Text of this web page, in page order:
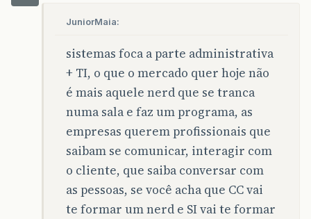
JuniorMaia:
sistemas foca a parte administrativa
+ TI, o que o mercado quer hoje não
é mais aquele nerd que se tranca
numa sala e faz um programa, as
empresas querem profissionais que
saibam se comunicar, interagir com
o cliente, que saiba conversar com
as pessoas, se você acha que CC vai
te formar um nerd e SI vai te formar